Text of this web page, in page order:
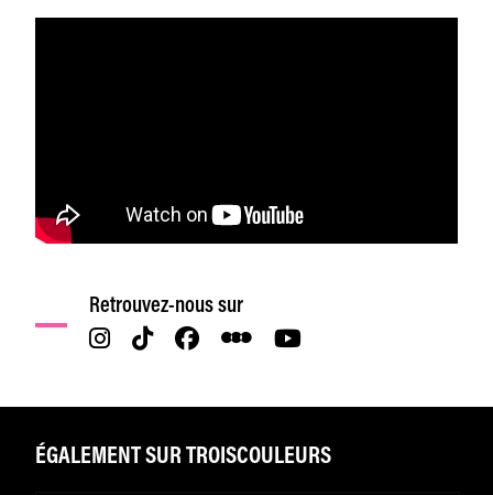
Retrouvez-nous sur
ÉGALEMENT SUR TROISCOULEURS